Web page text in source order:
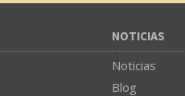
NOTICIAS
Noticias
Blog